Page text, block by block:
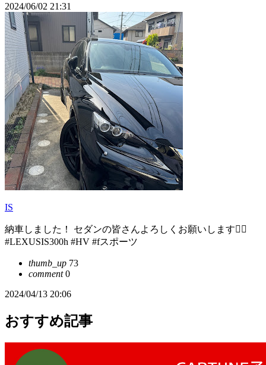
2024/06/02 21:31
IS
納車しました！ セダンの皆さんよろしくお願いします🙇‍♀️
#LEXUSIS300h #HV #fスポーツ
thumb_up 73
comment0
2024/04/13 20:06
おすすめ記事